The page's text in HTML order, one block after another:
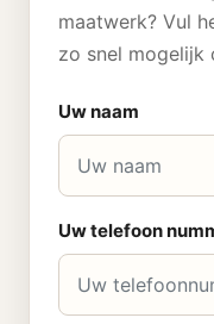
maatwerk? Vul
zo snel mogelijk
Uw naam
Uw telefoon